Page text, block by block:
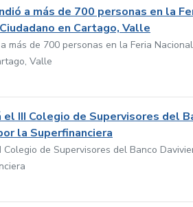
a más de 700 personas en la
en Cartago, Valle
más de 700 personas en la Feria
Valle
III Colegio de Supervisores del
la Superfinanciera
de Supervisores del Banco